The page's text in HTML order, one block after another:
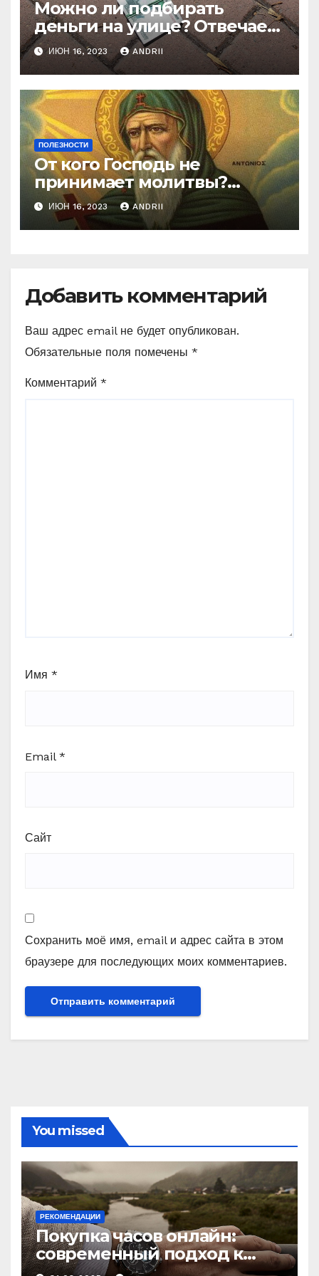
Можно ли подбирать
деньги на улице? Отвечает
батюшка
ИЮН 16, 2023 ANDRII
ПОЛЕЗНОСТИ
От кого Господь не
принимает молитвы?
Неожиданные слова
Ефрема Сирина
ИЮН 16, 2023 ANDRII
Добавить комментарий
Ваш адрес email не будет опубликован.
Обязательные поля помечены *
Комментарий *
Имя *
Email *
Сайт
Сохранить моё имя, email и адрес сайта в этом
браузере для последующих моих комментариев.
You missed
РЕКОМЕНДАЦИИ
Покупка часов онлайн:
современный подход к
выбору аксессуаров